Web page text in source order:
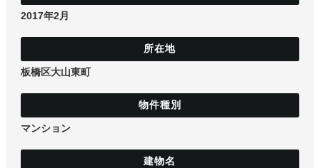
学区から探す
町名から探す
新築戸建て
中古戸建て
2017年2月
板橋区大山東町
マンション